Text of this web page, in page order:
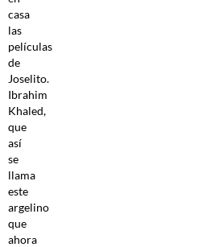
casa
las
películas
de
Joselito.
Ibrahim
Khaled,
que
así
se
llama
este
argelino
que
ahora